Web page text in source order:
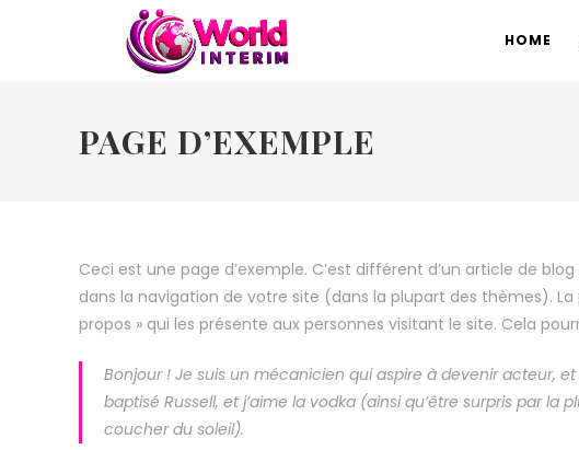
HOME
PAGE D’EXEMPLE
Ceci est une page d’exemple. C’est différent d’un article de
dans la navigation de votre site (dans la plupart des thèmes).
propos » qui les présente aux personnes visitant le site. Cela
Bonjour ! Je suis un mécanicien qui aspire à devenir acteur,
baptisé Russell, et j’aime la vodka (ainsi qu’être surpris par
coucher du soleil).